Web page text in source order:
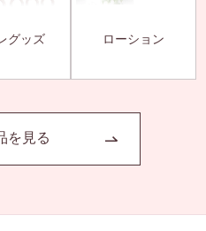
グッズ ローション
を見る